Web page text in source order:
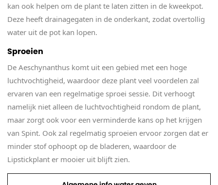
kan ook helpen om de plant te laten zitten in de kweekpot.
Deze heeft drainagegaten in de onderkant, zodat overtollig
water uit de pot kan lopen.
Sproeien
De Aeschynanthus komt uit een gebied met een hoge
luchtvochtigheid, waardoor deze plant veel voordelen zal
ervaren van een regelmatige sproei sessie. Dit verhoogt
namelijk niet alleen de luchtvochtigheid rondom de plant,
maar zorgt ook voor een verminderde kans op het krijgen
van Spint. Ook zal regelmatig sproeien ervoor zorgen dat er
minder stof ophoopt op de bladeren, waardoor de
Lipstickplant er mooier uit blijft zien.